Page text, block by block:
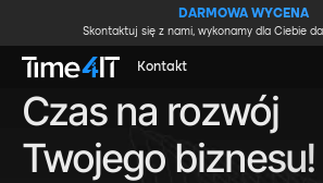
DARMOWA WYCENA
Skontaktuj się z nami, wykonamy dla Ciebie
Kontakt
Czas na rozwój
Twojego biznesu!